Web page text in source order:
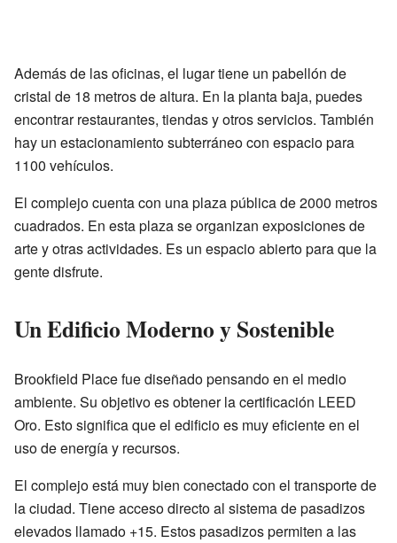
Además de las oficinas, el lugar tiene un pabellón de
cristal de 18 metros de altura. En la planta baja, puedes
encontrar restaurantes, tiendas y otros servicios. También
hay un estacionamiento subterráneo con espacio para
1100 vehículos.
El complejo cuenta con una plaza pública de 2000 metros
cuadrados. En esta plaza se organizan exposiciones de
arte y otras actividades. Es un espacio abierto para que la
gente disfrute.
Un Edificio Moderno y Sostenible
Brookfield Place fue diseñado pensando en el medio
ambiente. Su objetivo es obtener la certificación LEED
Oro. Esto significa que el edificio es muy eficiente en el
uso de energía y recursos.
El complejo está muy bien conectado con el transporte de
la ciudad. Tiene acceso directo al sistema de pasadizos
elevados llamado +15. Estos pasadizos permiten a las